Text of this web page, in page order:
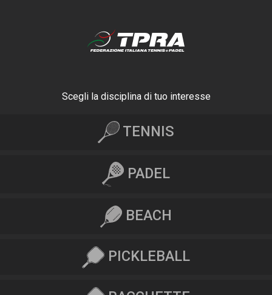
Scegli la disciplina di tuo interesse
TENNIS
PADEL
BEACH
PICKLEBALL